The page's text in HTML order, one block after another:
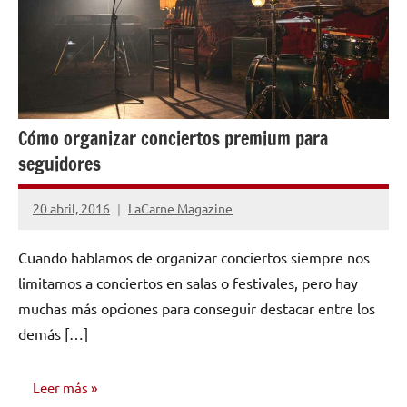
Cómo organizar conciertos premium para
seguidores
20 abril, 2016 LaCarne Magazine
No
comentarios
Cuando hablamos de organizar conciertos siempre nos
limitamos a conciertos en salas o festivales, pero hay
muchas más opciones para conseguir destacar entre los
demás […]
Leer más